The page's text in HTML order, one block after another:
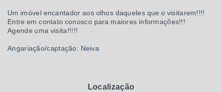
Um imóvel encantador aos olhos daqueles que o visitarem!!!!
Entre em contato conosco para maiores informações!!!
Agende uma visita!!!!!
Angariação/captação: Neiva
Localização